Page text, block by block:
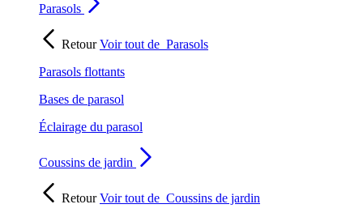
Parasols
RetourVoir tout de Parasols
Parasols flottants
Bases de parasol
Éclairage du parasol
Coussins de jardin
RetourVoir tout de Coussins de jardin